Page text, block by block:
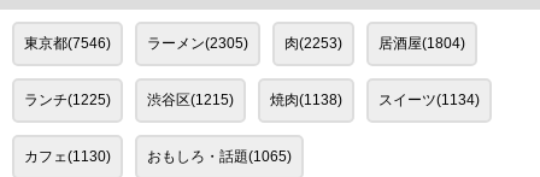
東京都(7546) ラーメン(2305) 肉(2253) 居酒屋(1804)
ランチ(1225) 渋谷区(1215) 焼肉(1138) スイーツ(1134)
カフェ(1130) おもしろ・話題(1065)